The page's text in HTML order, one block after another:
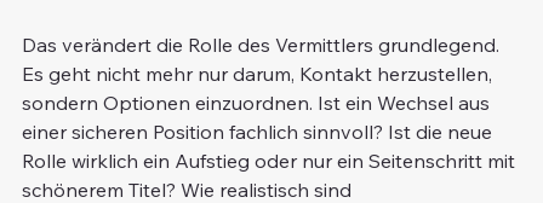
Das verändert die Rolle des Vermittlers grundlegend.
Es geht nicht mehr nur darum, Kontakt herzustellen,
sondern Optionen einzuordnen. Ist ein Wechsel aus
einer sicheren Position fachlich sinnvoll? Ist die neue
Rolle wirklich ein Aufstieg oder nur ein Seitenschritt mit
schönerem Titel? Wie realistisch sind